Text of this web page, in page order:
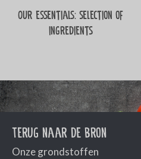
Our essentials: selection of
ingredients
Terug naar de bron
Onze grondstoffen